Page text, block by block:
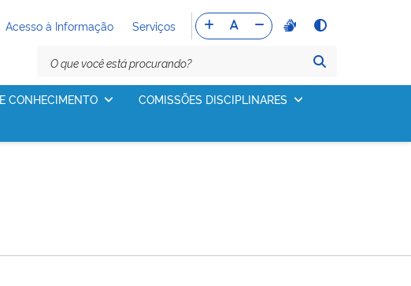
Acesso à Informação Serviços
CONHECIMENTO
COMISSÕES DISCIPLINARES